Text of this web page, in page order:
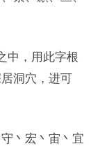
中，用此字根
洞穴，进可
丶宏丶宙丶宜